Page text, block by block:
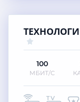
100
МБИТ/С